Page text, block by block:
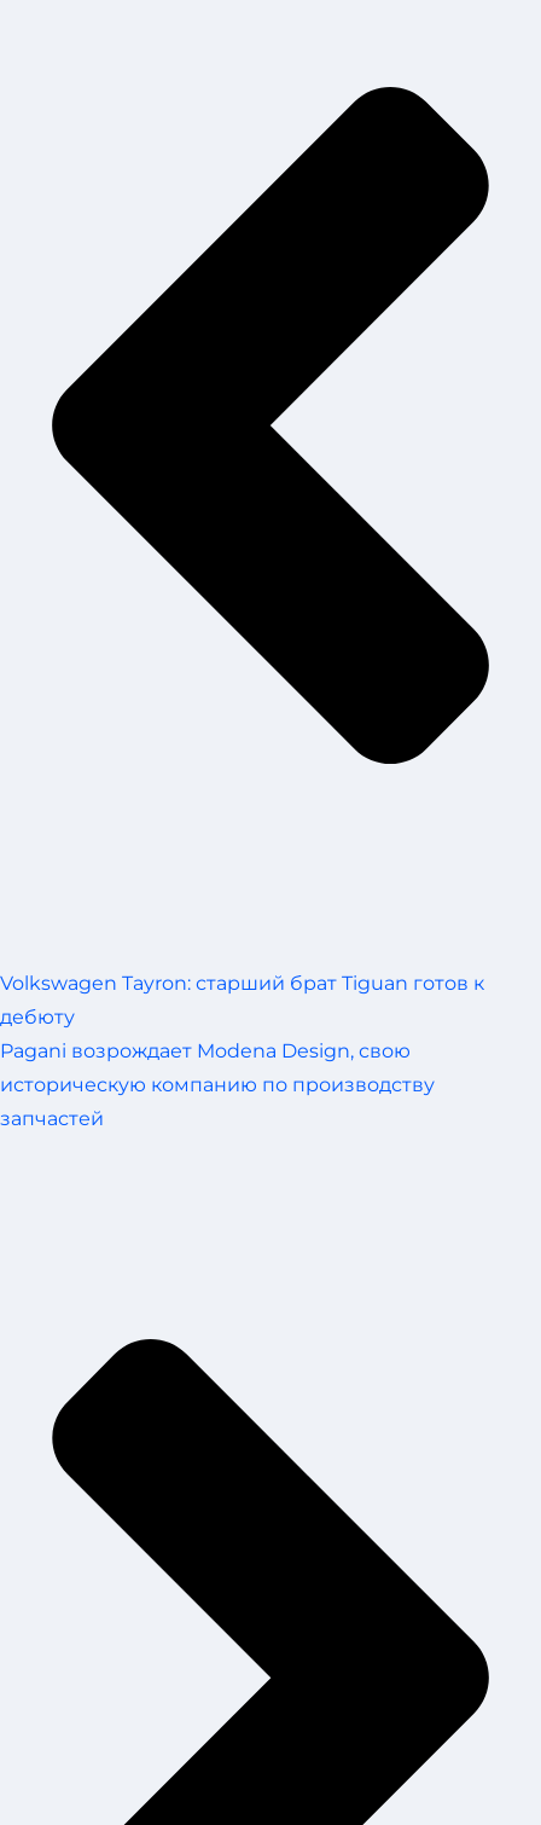
Volkswagen Tayron: старший брат Tiguan готов к
дебюту
Pagani возрождает Modena Design, свою
историческую компанию по производству
запчастей